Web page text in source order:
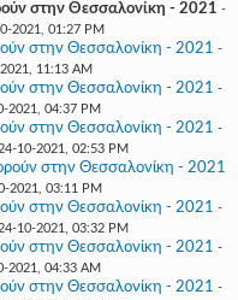
στην Θεσσαλονίκη - 2021 -
2021, 01:27 PM
στην Θεσσαλονίκη - 2021 -
11:13 AM
στην Θεσσαλονίκη - 2021 -
2021, 04:37 PM
στην Θεσσαλονίκη - 2021 -
10-2021, 02:53 PM
στην Θεσσαλονίκη - 2021
2021, 03:11 PM
στην Θεσσαλονίκη - 2021 -
10-2021, 03:32 PM
στην Θεσσαλονίκη - 2021 -
2021, 04:33 AM
στην Θεσσαλονίκη - 2021 -